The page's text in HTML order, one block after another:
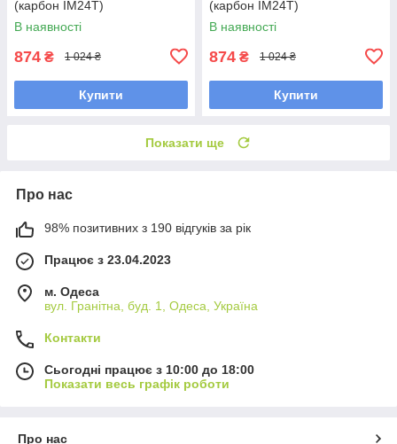
(карбон IM24T)
В наявності
874 ₴ 1 024 ₴
Купити
(карбон IM24T)
В наявності
874 ₴ 1 024 ₴
Купити
Показати ще
Про нас
98% позитивних з 190 відгуків за рік
Працює з 23.04.2023
м. Одеса
вул. Гранітна, буд. 1, Одеса, Україна
Контакти
Сьогодні працює з 10:00 до 18:00
Показати весь графік роботи
Про нас